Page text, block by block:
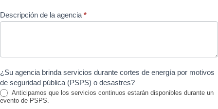
proveedor
Descripción de la agencia *
¿Su agencia brinda servicios durante cortes de energía por motivos
de seguridad pública (PSPS) o desastres?
Anticipamos que los servicios continuos estarán disponibles durante un
evento de PSPS.